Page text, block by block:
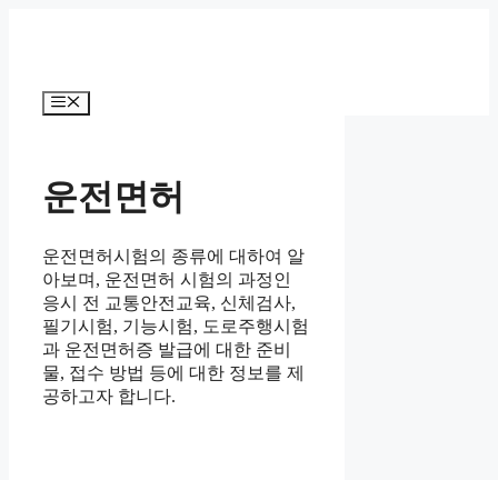
메
운전면허
운전면허시험의 종류에 대하여 알
아보며, 운전면허 시험의 과정인
응시 전 교통안전교육, 신체검사,
필기시험, 기능시험, 도로주행시험
과 운전면허증 발급에 대한 준비
물, 접수 방법 등에 대한 정보를 제
공하고자 합니다.